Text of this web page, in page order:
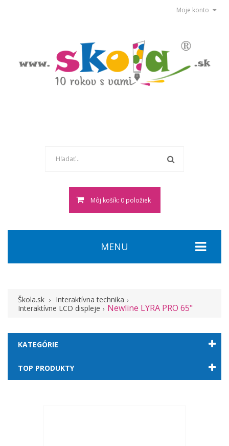
Moje konto
Môj košík: 0 položiek
MENU
Škola.sk
Interaktívna technika
Interaktívne LCD displeje
Newline LYRA PRO 65"
KATEGÓRIE
TOP PRODUKTY